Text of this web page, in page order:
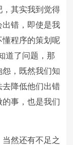
其实我到觉得
错，即使是我
程序的策划呢
道了问题，那
，既然我们知
降低他们出错
事，也是我们
然还有不足之